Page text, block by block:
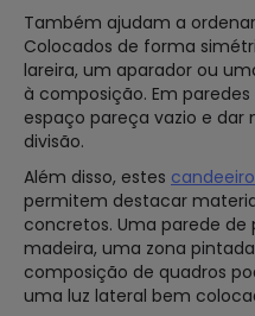
Também ajudam a
Colocados de forma
lareira, um aparador ou
à composição. Em
espaço pareça vazio e
divisão.
Além disso, estes
permitem destacar
concretos. Uma parede
madeira, uma zona
composição de quadros
uma luz lateral bem